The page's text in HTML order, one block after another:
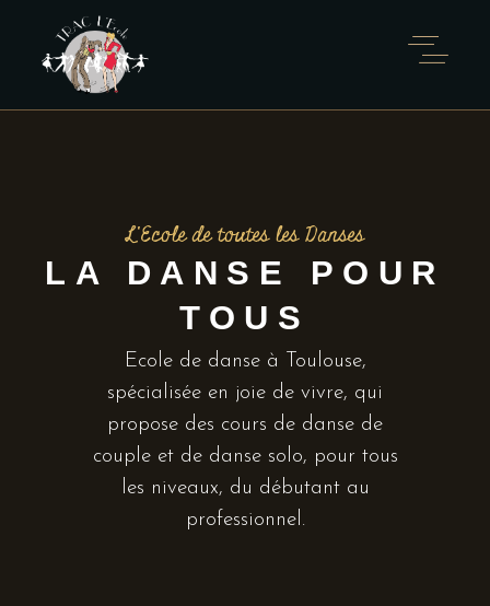
L'Ecole de toutes les Danses
LA DANSE POUR
TOUS
Ecole de danse à Toulouse,
spécialisée en joie de vivre, qui
propose des cours de danse de
couple et de danse solo, pour tous
les niveaux, du débutant au
professionnel.